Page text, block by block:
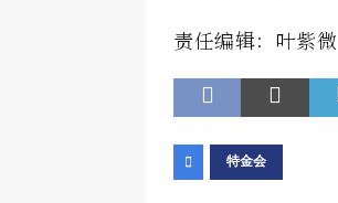
责任编辑：叶紫微
特金会